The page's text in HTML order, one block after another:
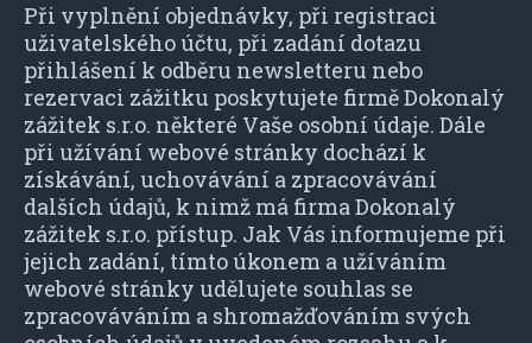
Při vyplnění objednávky, při registraci
uživatelského účtu, při zadání dotazu
přihlášení k odběru newsletteru nebo
rezervaci zážitku poskytujete firmě Dokonalý
zážitek s.r.o. některé Vaše osobní údaje. Dále
při užívání webové stránky dochází k
získávání, uchovávání a zpracovávání
dalších údajů, k nimž má firma Dokonalý
zážitek s.r.o. přístup. Jak Vás informujeme při
jejich zadání, tímto úkonem a užíváním
webové stránky udělujete souhlas se
zpracováváním a shromažďováním svých